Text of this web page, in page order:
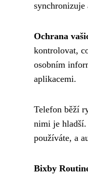
synchronizuje
Ochrana
kontrolovat,
osobním
aplikacemi.
Telefon běží
nimi je hladší.
používáte, a
Bixby